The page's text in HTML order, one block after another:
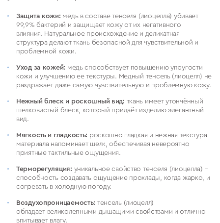
Защита кожи: медь в составе тенселя (лиоцелла) убивает
99,9% бактерий и защищает кожу от их негативного
влияния. Натуральное происхождение и деликатная
структура делают ткань безопасной для чувствительной и
проблемной кожи.
Уход за кожей: медь способствует повышению упругости
кожи и улучшению ее текстуры. Медный тенсель (лиоцелл) не
раздражает даже самую чувствительную и проблемную кожу.
Нежный блеск и роскошный вид: ткань имеет утончённый
шелковистый блеск, который придаёт изделию элегантный
вид.
Мягкость и гладкость: роскошно гладкая и нежная текстура
материала напоминает шелк, обеспечивая невероятно
приятные тактильные ощущения.
Терморегуляция: уникальное свойство тенселя (лиоцелла) –
способность создавать ощущение прохлады, когда жарко, и
согревать в холодную погоду.
Воздухопроницаемость: тенсель (лиоцелл)
обладает великолепными дышащими свойствами и отлично
впитывает влагу.